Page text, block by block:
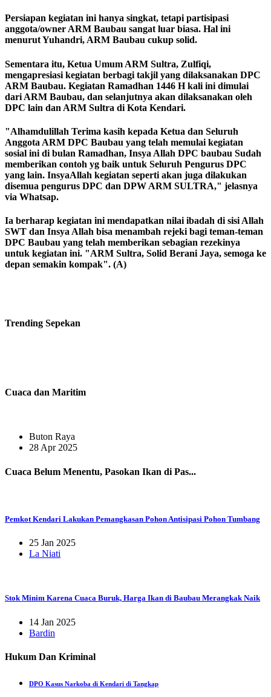
Persiapan kegiatan ini hanya singkat, tetapi partisipasi
anggota/owner ARM Baubau sangat luar biasa. Hal ini
menurut Yuhandri, ARM Baubau cukup solid.
Sementara itu, Ketua Umum ARM Sultra, Zulfiqi,
mengapresiasi kegiatan berbagi takjil yang dilaksanakan DPC
ARM Baubau. Kegiatan Ramadhan 1446 H kali ini dimulai
dari ARM Baubau, dan selanjutnya akan dilaksanakan oleh
DPC lain dan ARM Sultra di Kota Kendari.
"Alhamdulillah Terima kasih kepada Ketua dan Seluruh
Anggota ARM DPC Baubau yang telah memulai kegiatan
sosial ini di bulan Ramadhan, Insya Allah DPC baubau Sudah
memberikan contoh yg baik untuk Seluruh Pengurus DPC
yang lain. InsyaAllah kegiatan seperti akan juga dilakukan
disemua pengurus DPC dan DPW ARM SULTRA," jelasnya
via Whatsap.
Ia berharap kegiatan ini mendapatkan nilai ibadah di sisi Allah
SWT dan Insya Allah bisa menambah rejeki bagi teman-teman
DPC Baubau yang telah memberikan sebagian rezekinya
untuk kegiatan ini. "ARM Sultra, Solid Berani Jaya, semoga ke
depan semakin kompak". (A)
Trending Sepekan
Cuaca dan Maritim
Buton Raya
28 Apr 2025
Cuaca Belum Menentu, Pasokan Ikan di Pas...
Pemkot Kendari Lakukan Pemangkasan Pohon Antisipasi Pohon Tumbang
25 Jan 2025
La Niati
Stok Minim Karena Cuaca Buruk, Harga Ikan di Baubau Merangkak Naik
14 Jan 2025
Bardin
Hukum Dan Kriminal
DPO Kasus Narkoba di Kendari di Tangkap